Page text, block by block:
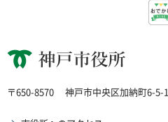
神戸市役所
〒650-8570 神戸市中央区加納町6-5-1